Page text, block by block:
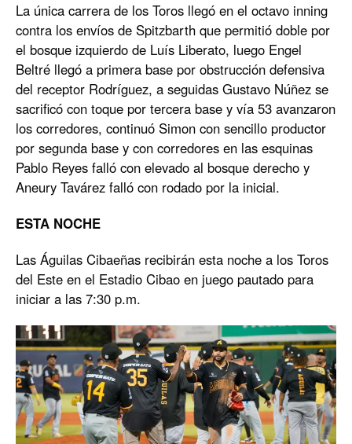
La única carrera de los Toros llegó en el octavo inning
contra los envíos de Spitzbarth que permitió doble por
el bosque izquierdo de Luís Liberato, luego Engel
Beltré llegó a primera base por obstrucción defensiva
del receptor Rodríguez, a seguidas Gustavo Núñez se
sacrificó con toque por tercera base y vía 53 avanzaron
los corredores, continuó Simon con sencillo productor
por segunda base y con corredores en las esquinas
Pablo Reyes falló con elevado al bosque derecho y
Aneury Tavárez falló con rodado por la inicial.
ESTA NOCHE
Las Águilas Cibaeñas recibirán esta noche a los Toros
del Este en el Estadio Cibao en juego pautado para
iniciar a las 7:30 p.m.